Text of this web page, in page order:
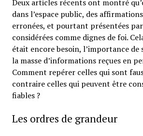
Deux articles récents ont montré
dans l’espace public, des
erronées, et pourtant présentées
considérées comme dignes de foi.
était encore besoin, l’importance de
la masse d’informations reçues en
Comment repérer celles qui sont
contraire celles qui peuvent être
fiables ?
Les ordres de grandeur